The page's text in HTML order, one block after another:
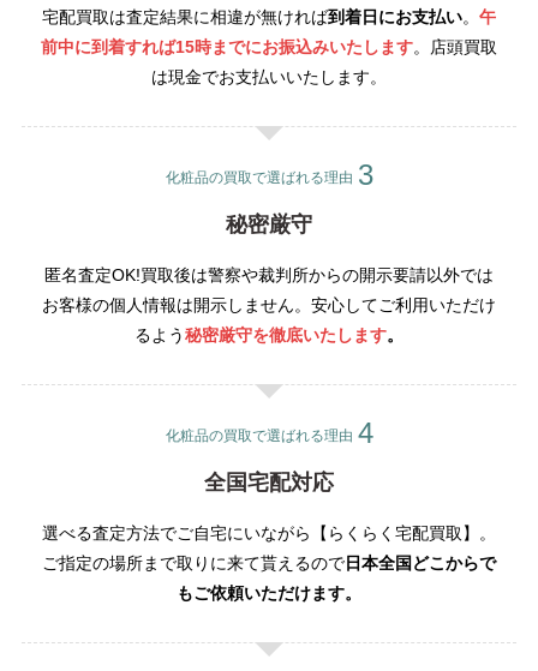
宅配買取は査定結果に相違が無ければ到着日にお支払い。 午
前中に到着すれば15時までにお振込みいたします。店頭買取
は現金でお支払いいたします。
化粧品の買取で選ばれる理由
秘密厳守
匿名査定OK!買取後は警察や裁判所からの開示要請以外では
お客様の個人情報は開示しません。安心してご利用いただけ
るよう秘密厳守を徹底いたします。
化粧品の買取で選ばれる理由
全国宅配対応
選べる査定方法でご自宅にいながら【らくらく宅配買取】。
ご指定の場所まで取りに来て貰えるので日本全国どこからで
もご依頼いただけます。